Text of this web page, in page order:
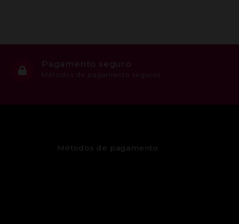
Pagamento seguro
Métodos de pagamento seguros
Métodos de pagamento